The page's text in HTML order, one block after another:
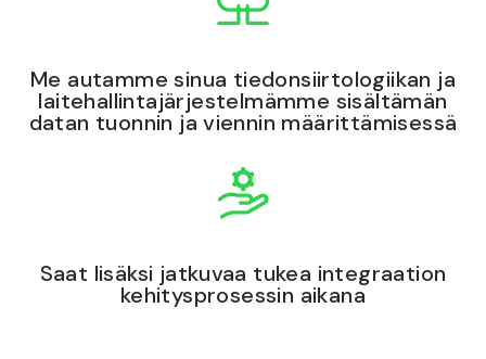
Me autamme sinua tiedonsiirtologiikan ja
laitehallintajärjestelmämme sisältämän
datan tuonnin ja viennin määrittämisessä
Saat lisäksi jatkuvaa tukea integraation
kehitysprosessin aikana